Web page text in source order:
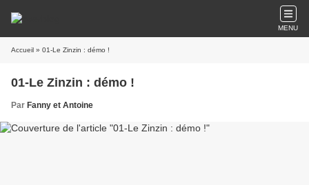
MENU
Accueil » 01-Le Zinzin : démo !
01-Le Zinzin : démo !
Par Fanny et Antoine